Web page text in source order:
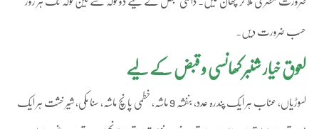
حسب ضرورت دیں۔
لعوق خیار شنبر کھانسی و قبض کے لیے
لسوڑیاں، عناب ہر ایک پندرہ عدد، بنفشہ 9 ماشہ، خطمی پانچ ماشہ، سنا مکی، شیر خشت ہر ایک